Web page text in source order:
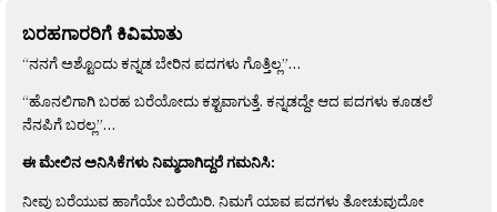
ಬರಹಗಾರರಿಗೆ ಕಿವಿಮಾತು
“ನನಗೆ ಅಶ್ಟೊಂದು ಕನ್ನಡ ಬೇರಿನ ಪದಗಳು ಗೊತ್ತಿಲ್ಲ”…
“ಹೊನಲಿಗಾಗಿ ಬರಹ ಬರೆಯೋದು ಕಶ್ಟವಾಗುತ್ತೆ. ಕನ್ನಡದ್ದೇ ಆದ ಪದಗಳು ಕೂಡಲೆ
ನೆನಪಿಗೆ ಬರಲ್ಲ”…
ಈ ಮೇಲಿನ ಅನಿಸಿಕೆಗಳು ನಿಮ್ಮದಾಗಿದ್ದರೆ ಗಮನಿಸಿ:
ನೀವು ಬರೆಯುವ ಹಾಗೆಯೇ ಬರೆಯಿರಿ. ನಿಮಗೆ ಯಾವ ಪದಗಳು ತೋಚುವುದೋ